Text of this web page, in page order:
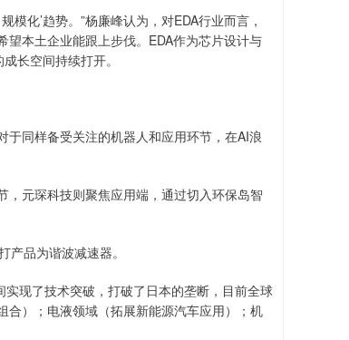
化’趋势。”杨廉峰认为，对EDA行业而言，
本土企业能跟上步伐。EDA作为芯片设计与
长空间持续打开。
同样备受关注的机器人和应用环节，在AI浪
元琛科技则聚焦应用端，通过切入环保岛智
品为谐波减速器。
现了技术突破，打破了日本的垄断，目前全球
合）；电液领域（拓展新能源汽车应用）；机